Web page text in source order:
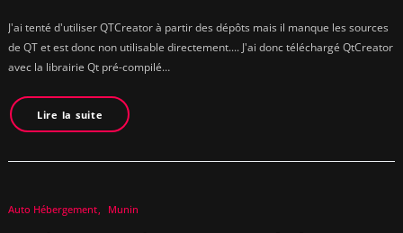
J'ai tenté d'utiliser QTCreator à partir des dépôts mais il manque les sources
de QT et est donc non utilisable directement.... J'ai donc téléchargé QtCreator
avec la librairie Qt pré-compilé…
Lire la suite
Auto Hébergement Munin